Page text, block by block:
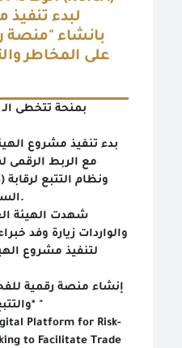
لبدء
بانشاء "منصة
على المخاطر
بدء تنفيذ مشروع
مع الربط الرقمى
.
شهدت الهيئة
والواردات زيارة وفد
والتتبع لتسهيل التجارة في مصر* "
Platform for Risk-
to Facilitate Trade